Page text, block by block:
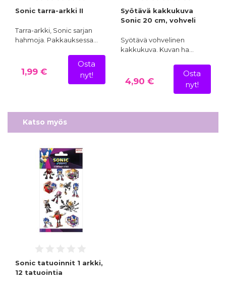
Sonic tarra-arkki II
Tarra-arkki, Sonic sarjan
hahmoja. Pakkauksessa…
1,99 €
Osta
nyt!
Syötävä kakkukuva
Sonic 20 cm, vohveli
Syötävä vohvelinen
kakkukuva. Kuvan ha…
4,90 €
Osta
nyt!
Katso myös
Sonic tatuoinnit 1 arkki,
12 tatuointia